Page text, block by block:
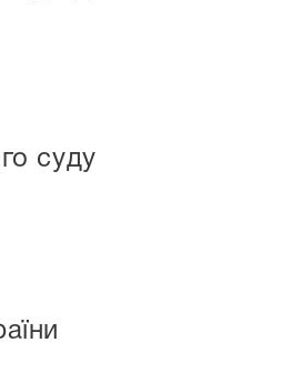
суду